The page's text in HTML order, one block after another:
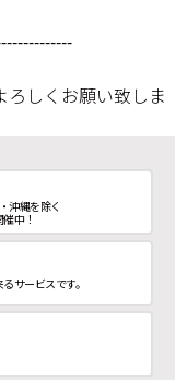
ろしくお願い致しま
沖縄を除く
中！
サービスです。